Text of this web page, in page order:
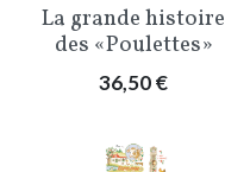
La grande histoire
des «Poulettes»
Prix
36,50 €